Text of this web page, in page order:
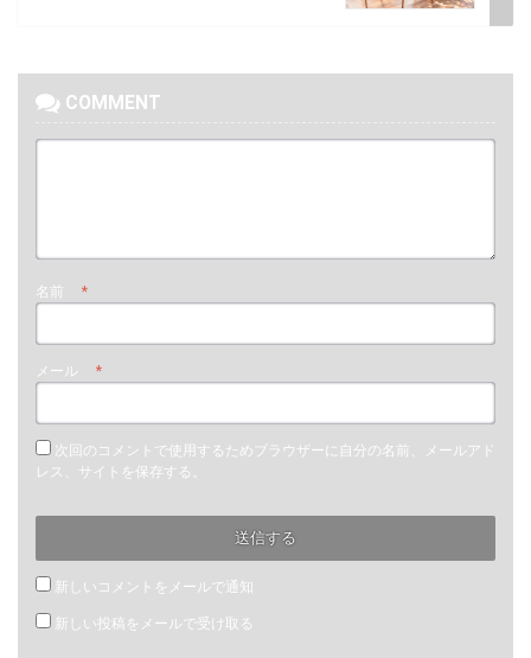
COMMENT
名前 *
メール *
次回のコメントで使用するためブラウザーに自分の名前、メールアド
レス、サイトを保存する。
新しいコメントをメールで通知
新しい投稿をメールで受け取る